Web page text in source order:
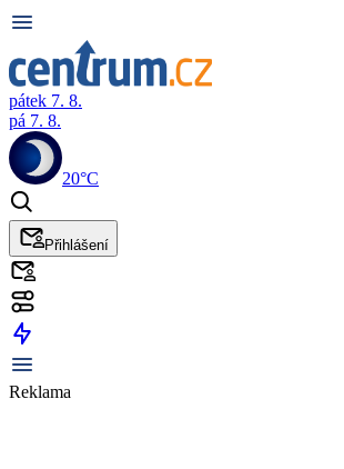
pátek 7. 8.
pá 7. 8.
20°C
Přihlášení
Reklama